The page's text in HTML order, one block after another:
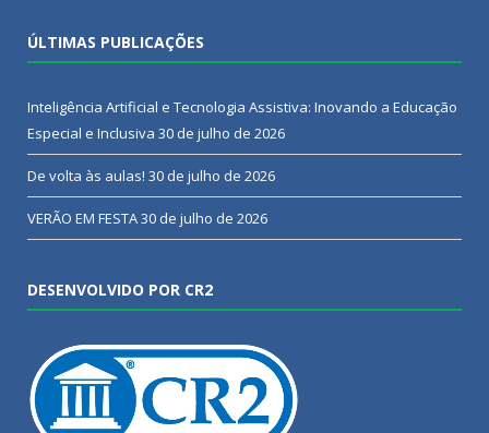
ÚLTIMAS PUBLICAÇÕES
Inteligência Artificial e Tecnologia Assistiva: Inovando a Educação
Especial e Inclusiva 30 de julho de 2026
De volta às aulas! 30 de julho de 2026
VERÃO EM FESTA30 de julho de 2026
DESENVOLVIDO POR CR2